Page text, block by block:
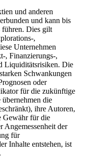
und anderen
und kann bis
führen. Dies gilt
,
Unternehmen
, Finanzierungs-,
Liquiditätsrisiken. Die
Schwankungen
oder
für die zukünftige
die
ihre Autoren,
Gewähr für die
der
für
Inhalte entstehen, ist